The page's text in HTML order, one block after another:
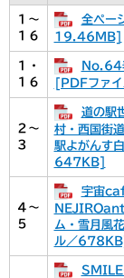
１～
１６
全ペー
19.46MB]
１・
１６
No.64
[PDFファ
２～
３
道の駅
村・西国街
駅よがんす
647KB]
４～
５
宇宙
ム・雪月風
ル／678KB]